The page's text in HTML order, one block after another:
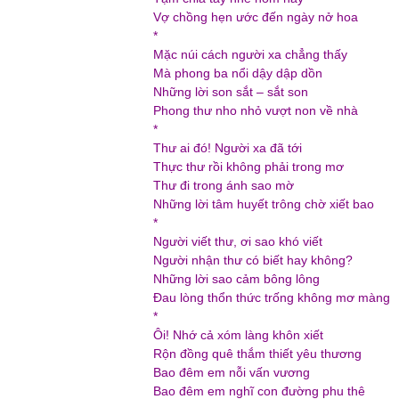
Vợ chồng hẹn ước đến ngày nở hoa
*
Mặc núi cách người xa chẳng thấy
Mà phong ba nổi dậy dập dồn
Những lời son sắt – sắt son
Phong thư nho nhỏ vượt non về nhà
*
Thư ai đó! Người xa đã tới
Thực thư rồi không phải trong mơ
Thư đi trong ánh sao mờ
Những lời tâm huyết trông chờ xiết bao
*
Người viết thư, ơi sao khó viết
Người nhận thư có biết hay không?
Những lời sao cảm bông lông
Đau lòng thổn thức trống không mơ màng
*
Ôi! Nhớ cả xóm làng khôn xiết
Rộn đồng quê thắm thiết yêu thương
Bao đêm em nỗi vấn vương
Bao đêm em nghĩ con đường phu thê